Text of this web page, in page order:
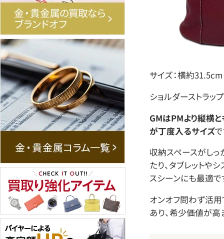
サイズ：横約
ショルダーストラッ
GMはPMより縦横
が丁度入るサイズで
収納スペースがしっ
たり、タブレットや
スシーンにも最適で
オンオフ問わず活
あり、希少価値が高